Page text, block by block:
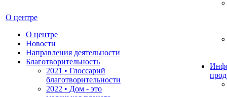
О центре
О центре
Новости
Направления деятельности
Благотворительность
2021 • Глоссарий
благотворительности
2022 • Дом - это